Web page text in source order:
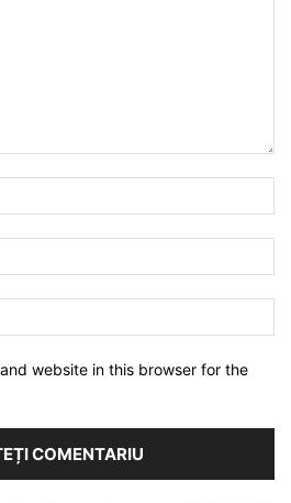
website in this browser for the